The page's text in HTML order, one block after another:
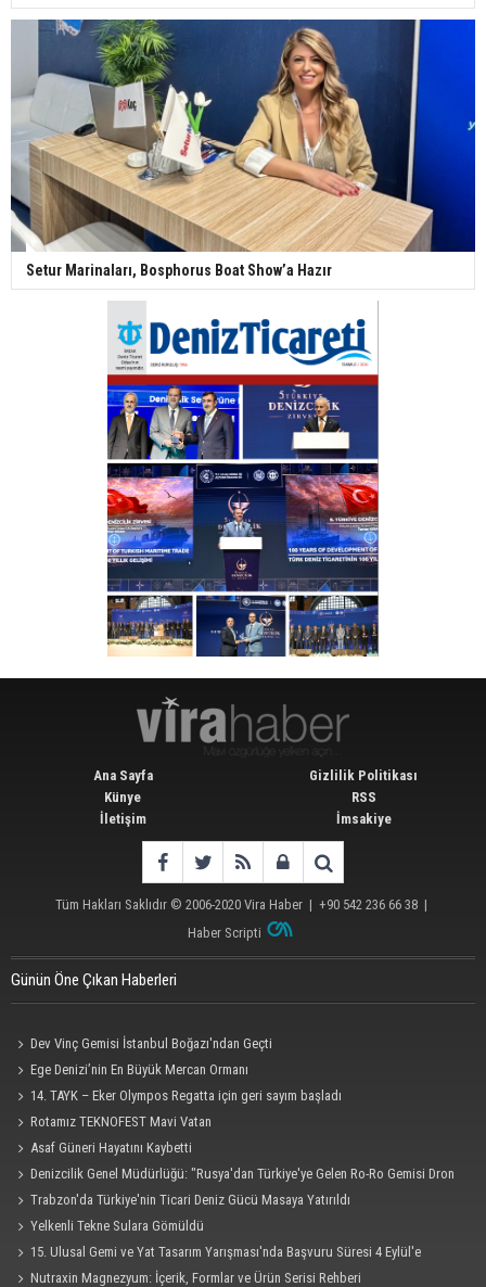
Setur Marinaları, Bosphorus Boat Show’a Hazır
Ana Sayfa
Künye
İletişim
Gizlilik Politikası
RSS
İmsakiye
Tüm Hakları Saklıdır © 2006-2020 Vira Haber | +90 542 236 66 38 |
Haber Scripti
Günün Öne Çıkan Haberleri
Dev Vinç Gemisi İstanbul Boğazı'ndan Geçti
Ege Denizi’nin En Büyük Mercan Ormanı
14. TAYK – Eker Olympos Regatta için geri sayım başladı
Rotamız TEKNOFEST Mavi Vatan
Asaf Güneri Hayatını Kaybetti
Denizcilik Genel Müdürlüğü: "Rusya'dan Türkiye'ye Gelen Ro-Ro Gemisi Dron
Saldırısına Uğradı"
Trabzon'da Türkiye'nin Ticari Deniz Gücü Masaya Yatırıldı
Yelkenli Tekne Sulara Gömüldü
15. Ulusal Gemi ve Yat Tasarım Yarışması'nda Başvuru Süresi 4 Eylül'e
Uzatıldı
Nutraxin Magnezyum: İçerik, Formlar ve Ürün Serisi Rehberi